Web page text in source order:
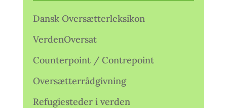
Dansk Oversætterleksikon
VerdenOversat
Counterpoint / Contrepoint
Oversætterrådgivning
Refugiesteder i verden